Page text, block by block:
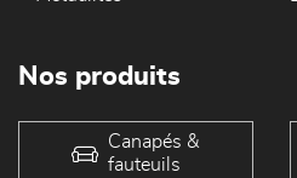
Nos produits
Canapés &
fauteuils